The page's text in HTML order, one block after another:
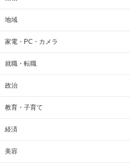
地域
家電・PC・カメラ
就職・転職
政治
教育・子育て
経済
美容